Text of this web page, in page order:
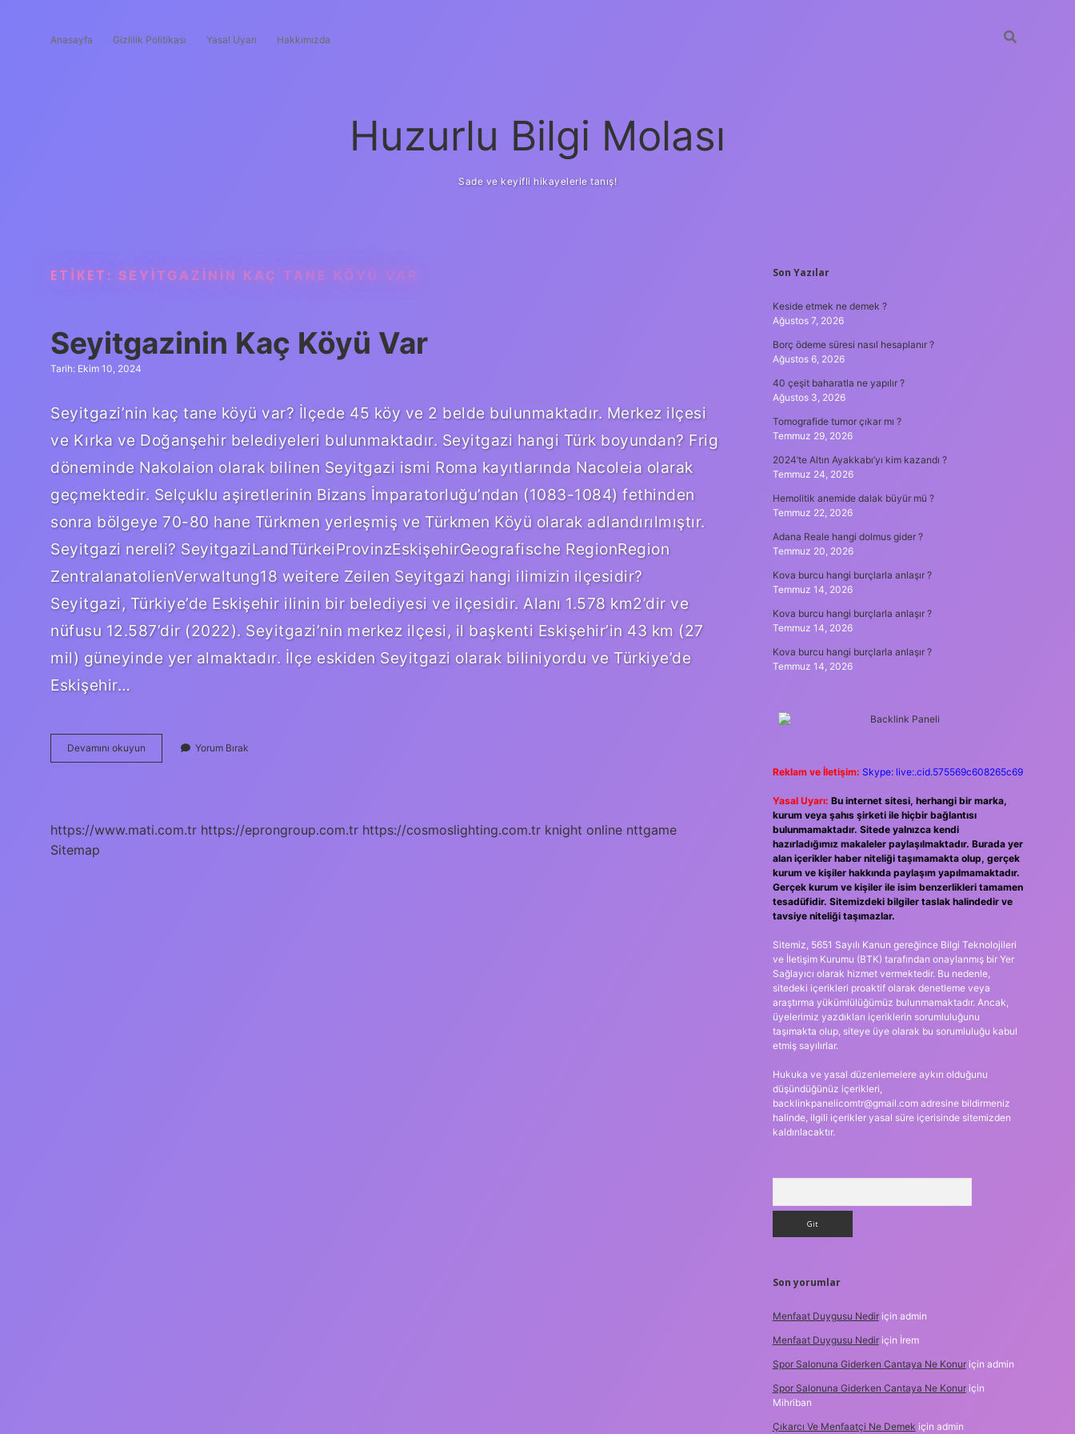
Anasayfa Gizlilik Politikası Yasal Uyarı Hakkımızda
Huzurlu Bilgi Molası
Sade ve keyifli hikayelerle tanış!
ETIKET: SEYITGAZININ KAÇ TANE KÖYÜ VAR
Seyitgazinin Kaç Köyü Var
Tarih: Ekim 10, 2024
Seyitgazi’nin kaç tane köyü var? İlçede 45 köy ve 2 belde bulunmaktadır. Merkez ilçesi
ve Kırka ve Doğanşehir belediyeleri bulunmaktadır. Seyitgazi hangi Türk boyundan? Frig
döneminde Nakolaion olarak bilinen Seyitgazi ismi Roma kayıtlarında Nacoleia olarak
geçmektedir. Selçuklu aşiretlerinin Bizans İmparatorluğu’ndan (1083-1084) fethinden
sonra bölgeye 70-80 hane Türkmen yerleşmiş ve Türkmen Köyü olarak adlandırılmıştır.
Seyitgazi nereli? SeyitgaziLandTürkeiProvinzEskişehirGeografische RegionRegion
ZentralanatolienVerwaltung18 weitere Zeilen Seyitgazi hangi ilimizin ilçesidir?
Seyitgazi, Türkiye’de Eskişehir ilinin bir belediyesi ve ilçesidir. Alanı 1.578 km2’dir ve
nüfusu 12.587’dir (2022). Seyitgazi’nin merkez ilçesi, il başkenti Eskişehir’in 43 km (27
mil) güneyinde yer almaktadır. İlçe eskiden Seyitgazi olarak biliniyordu ve Türkiye’de
Eskişehir…
Devamını okuyun Seyitgazinin
Kaç
Yorum Bırak
https://www.mati.com.tr https://eprongroup.com.tr https://cosmoslighting.com.tr knight online nttgame
Sitemap
SIDEBAR
Son Yazılar
Keside etmek ne demek ?
Ağustos 7, 2026
Borç ödeme süresi nasıl hesaplanır ?
Ağustos 6, 2026
40 çeşit baharatla ne yapılır ?
Ağustos 3, 2026
Tomografide tumor çıkar mı ?
Temmuz 29, 2026
2024’te Altın Ayakkabı’yı kim kazandı ?
Temmuz 24, 2026
Hemolitik anemide dalak büyür mü ?
Temmuz 22, 2026
Adana Reale hangi dolmus gider ?
Temmuz 20, 2026
Kova burcu hangi burçlarla anlaşır ?
Temmuz 14, 2026
Kova burcu hangi burçlarla anlaşır ?
Temmuz 14, 2026
Kova burcu hangi burçlarla anlaşır ?
Temmuz 14, 2026
Reklam ve İletişim: Skype: live:.cid.575569c608265c69
Yasal Uyarı: Bu internet sitesi, herhangi bir marka,
kurum veya şahıs şirketi ile hiçbir bağlantısı
bulunmamaktadır. Sitede yalnızca kendi
hazırladığımız makaleler paylaşılmaktadır. Burada yer
alan içerikler haber niteliği taşımamakta olup, gerçek
kurum ve kişiler hakkında paylaşım yapılmamaktadır.
Gerçek kurum ve kişiler ile isim benzerlikleri tamamen
tesadüfidir. Sitemizdeki bilgiler taslak halindedir ve
tavsiye niteliği taşımazlar.
Sitemiz, 5651 Sayılı Kanun gereğince Bilgi Teknolojileri
ve İletişim Kurumu (BTK) tarafından onaylanmış bir Yer
Sağlayıcı olarak hizmet vermektedir. Bu nedenle,
sitedeki içerikleri proaktif olarak denetleme veya
araştırma yükümlülüğümüz bulunmamaktadır. Ancak,
üyelerimiz yazdıkları içeriklerin sorumluluğunu
taşımakta olup, siteye üye olarak bu sorumluluğu kabul
etmiş sayılırlar.
Hukuka ve yasal düzenlemelere aykırı olduğunu
düşündüğünüz içerikleri,
backlinkpanelicomtr@gmail.comadresine bildirmeniz
halinde, ilgili içerikler yasal süre içerisinde sitemizden
kaldırılacaktır.
Son yorumlar
Menfaat Duygusu Nediriçin admin
Menfaat Duygusu Nediriçin İrem
Spor Salonuna Giderken Cantaya Ne Konuriçin admin
Spor Salonuna Giderken Cantaya Ne Konuriçin
Mihriban
Çıkarcı Ve Menfaatçi Ne Demek için admin